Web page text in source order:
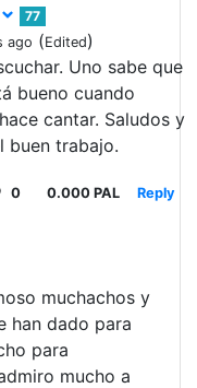
77
ago (Edited)
Uno sabe que
bueno cuando
cantar. Saludos y
buen trabajo.
0 0.000 PAL Reply
muchachos y
han dado para
para
mucho a